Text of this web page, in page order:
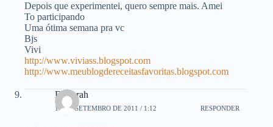
Depois que experimentei, quero sempre mais. Amei
To participando
Uma ótima semana pra vc
Bjs
Vivi
http://www.viviass.blogspot.com
http://www.meublogdereceitasfavoritas.blogspot.com
Deborah
19 DE SETEMBRO DE 2011 / 1:12 RESPONDER